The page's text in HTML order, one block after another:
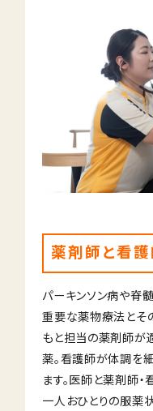
薬剤師と看
パーキンソン病や脊
重要な薬物療法とそ
もと担当の薬剤師が
薬。看護師が体調を
ます。医師と薬剤師
一人おひとりの服薬